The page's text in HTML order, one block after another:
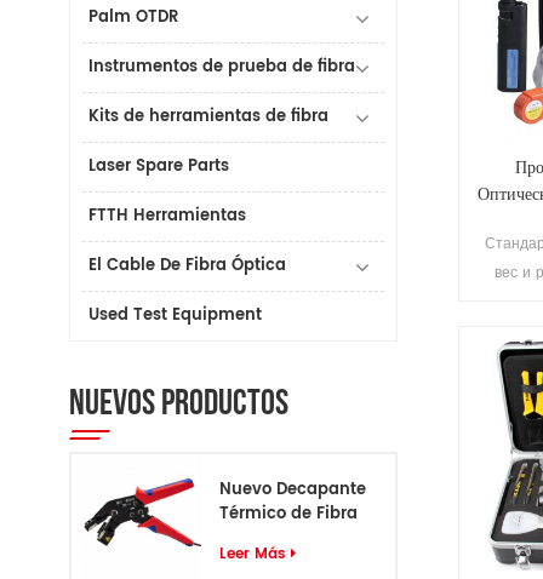
Palm OTDR
Instrumentos de prueba de fibra
Kits de herramientas de fibra
Laser Spare Parts
FTTH Herramientas
El Cable De Fibra Óptica
Used Test Equipment
NUEVOS PRODUCTOS
Nuevo Decapante
Térmico de Fibra
Leer Más
вес и